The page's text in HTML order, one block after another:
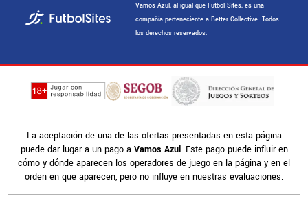
Vamos Azul, al igual que Futbol Sites, es una
compañía perteneciente a Better Collective. Todos
los derechos reservados.
La aceptación de una de las ofertas presentadas en esta página
puede dar lugar a un pago a Vamos Azul. Este pago puede influir en
cómo y dónde aparecen los operadores de juego en la página y en el
orden en que aparecen, pero no influye en nuestras evaluaciones.